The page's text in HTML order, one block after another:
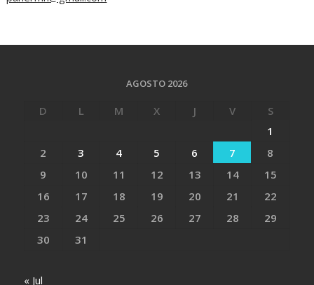
AGOSTO 2026
D L M X J V
S
1
2
3 4 5 6 7
8
9
10 11 12 13 14
15
16
17 18 19 20 21
22
23
24 25 26 27 28
29
30
31
« Jul